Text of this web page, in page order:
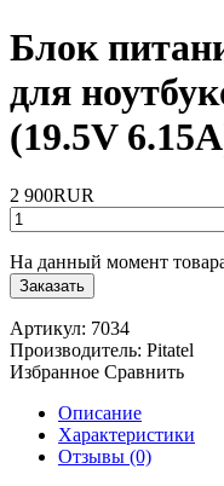
Блок
для
(19.5V
2 900RUR
На данный момент
Заказать
Артикул: 7034
Производитель: Pitatel
Избранное Сравнить
Описание
Характеристики
Отзывы (0)